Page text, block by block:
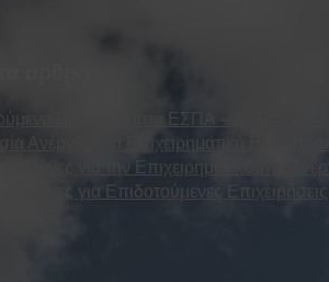
Προγράμματα ΕΣΠΑ – ΔΥΠΑ
Ανέργου για Επιχειρηματική
Δαπάνες για την Επιχειρηματικότητα
Δαπάνες για Επιδοτούμενες